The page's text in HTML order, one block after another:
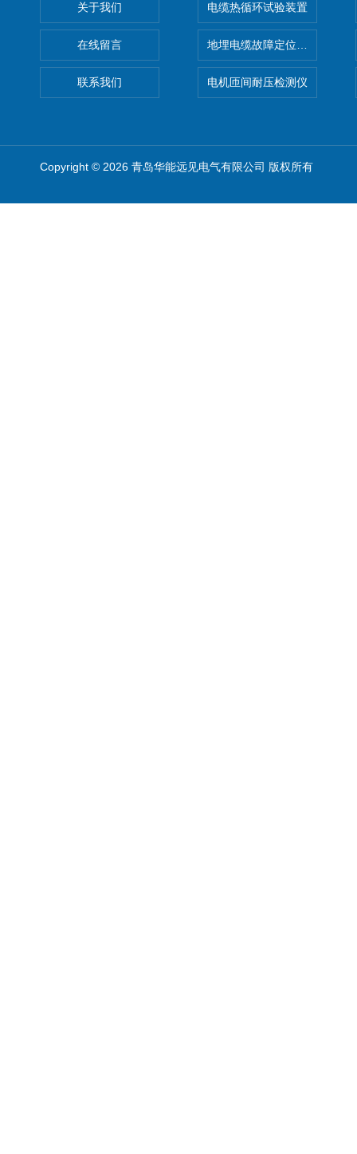
关于我们
在线留言
联系我们
电缆热循环试验装置
地埋电缆故障定位仪 地下电
电机匝间耐压检测仪
Copyright © 2026 青岛华能远见电气有限公司 版权所有